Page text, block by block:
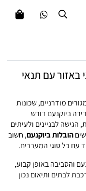
באזור עם תנאי
מודרניים, שכונות
ביוקנעם דורש
לבניינים ולעיתים
הובלות ביוקנעם, חשוב
עם כל סוגי המעברים.
והסביבה באופן קבוע,
לבתים ותיאום נכון